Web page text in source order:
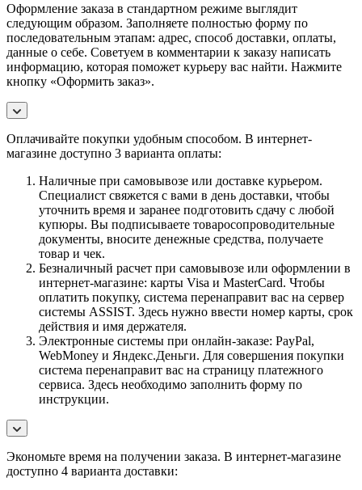
Оформление заказа в стандартном режиме выглядит
следующим образом. Заполняете полностью форму по
последовательным этапам: адрес, способ доставки, оплаты,
данные о себе. Советуем в комментарии к заказу написать
информацию, которая поможет курьеру вас найти. Нажмите
кнопку «Оформить заказ».
Оплачивайте покупки удобным способом. В интернет-
магазине доступно 3 варианта оплаты:
Наличные при самовывозе или доставке курьером.
Специалист свяжется с вами в день доставки, чтобы
уточнить время и заранее подготовить сдачу с любой
купюры. Вы подписываете товаросопроводительные
документы, вносите денежные средства, получаете
товар и чек.
Безналичный расчет при самовывозе или оформлении в
интернет-магазине: карты Visa и MasterCard. Чтобы
оплатить покупку, система перенаправит вас на сервер
системы ASSIST. Здесь нужно ввести номер карты, срок
действия и имя держателя.
Электронные системы при онлайн-заказе: PayPal,
WebMoney и Яндекс.Деньги. Для совершения покупки
система перенаправит вас на страницу платежного
сервиса. Здесь необходимо заполнить форму по
инструкции.
Экономьте время на получении заказа. В интернет-магазине
доступно 4 варианта доставки: